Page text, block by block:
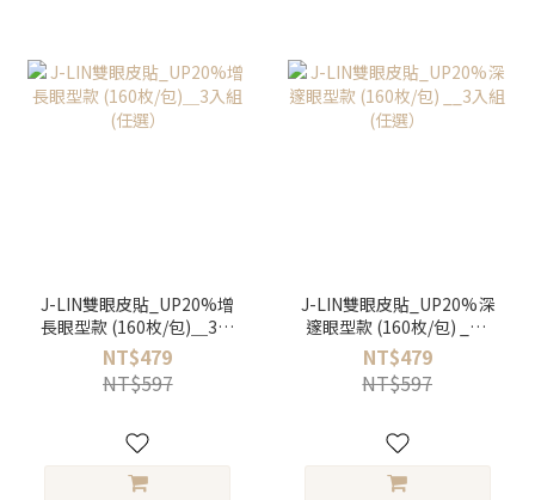
J-LIN雙眼皮貼_UP20%增
長眼型款 (160枚/包)＿3入
組 (任選）
NT$479
NT$597
J-LIN雙眼皮貼_UP20%深
邃眼型款 (160枚/包) __3
入組 (任選）
NT$479
NT$597